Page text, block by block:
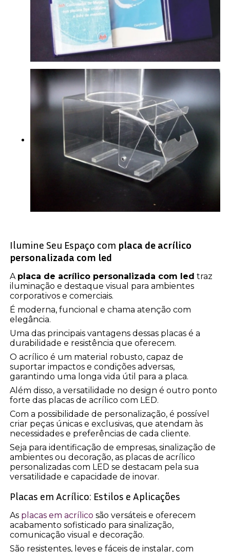
Ilumine Seu Espaço com placa de acrílico
personalizada com led
A placa de acrílico personalizada com led traz
iluminação e destaque visual para ambientes
corporativos e comerciais.
É moderna, funcional e chama atenção com
elegância.
Uma das principais vantagens dessas placas é a
durabilidade e resistência que oferecem.
O acrílico é um material robusto, capaz de
suportar impactos e condições adversas,
garantindo uma longa vida útil para a placa.
Além disso, a versatilidade no design é outro ponto
forte das placas de acrílico com LED.
Com a possibilidade de personalização, é possível
criar peças únicas e exclusivas, que atendam às
necessidades e preferências de cada cliente.
Seja para identificação de empresas, sinalização de
ambientes ou decoração, as placas de acrílico
personalizadas com LED se destacam pela sua
versatilidade e capacidade de inovar.
Placas em Acrílico: Estilos e Aplicações
As placas em acrílico são versáteis e oferecem
acabamento sofisticado para sinalização,
comunicação visual e decoração.
São resistentes, leves e fáceis de instalar, com